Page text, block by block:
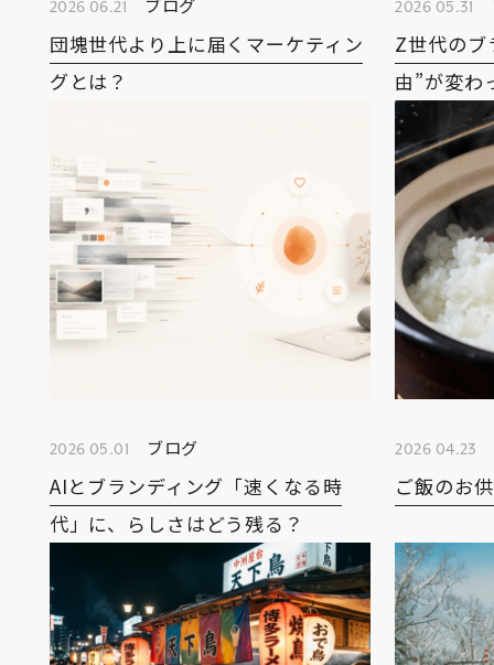
2026 06.21 ブログ
団塊世代より上に届くマーケティン
グとは？
2026 05.31
Z世代の
由”が変わ
2026 05.01 ブログ
AIとブランディング「速くなる時
代」に、らしさはどう残る？
2026 04.23
ご飯のお